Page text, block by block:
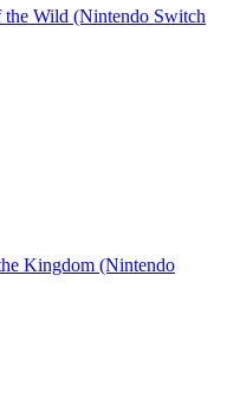
Wild (Nintendo Switch
Kingdom (Nintendo